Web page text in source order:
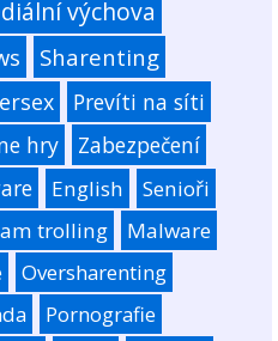
výchova
Sharenting
Prevíti na síti
hry
Zabezpečení
English
Senioři
trolling
Malware
Oversharenting
Pornografie